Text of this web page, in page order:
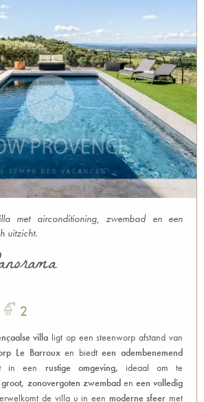
met airconditioning, zwembad en een
uitzicht.
2
villa ligt op een steenworp afstand van
Le Barrouxen biedteen adembenemend
in een rustige omgeving, ideaal om te
groot, zonovergoten zwembaden een volledig
de villa u in een moderne sfeer met